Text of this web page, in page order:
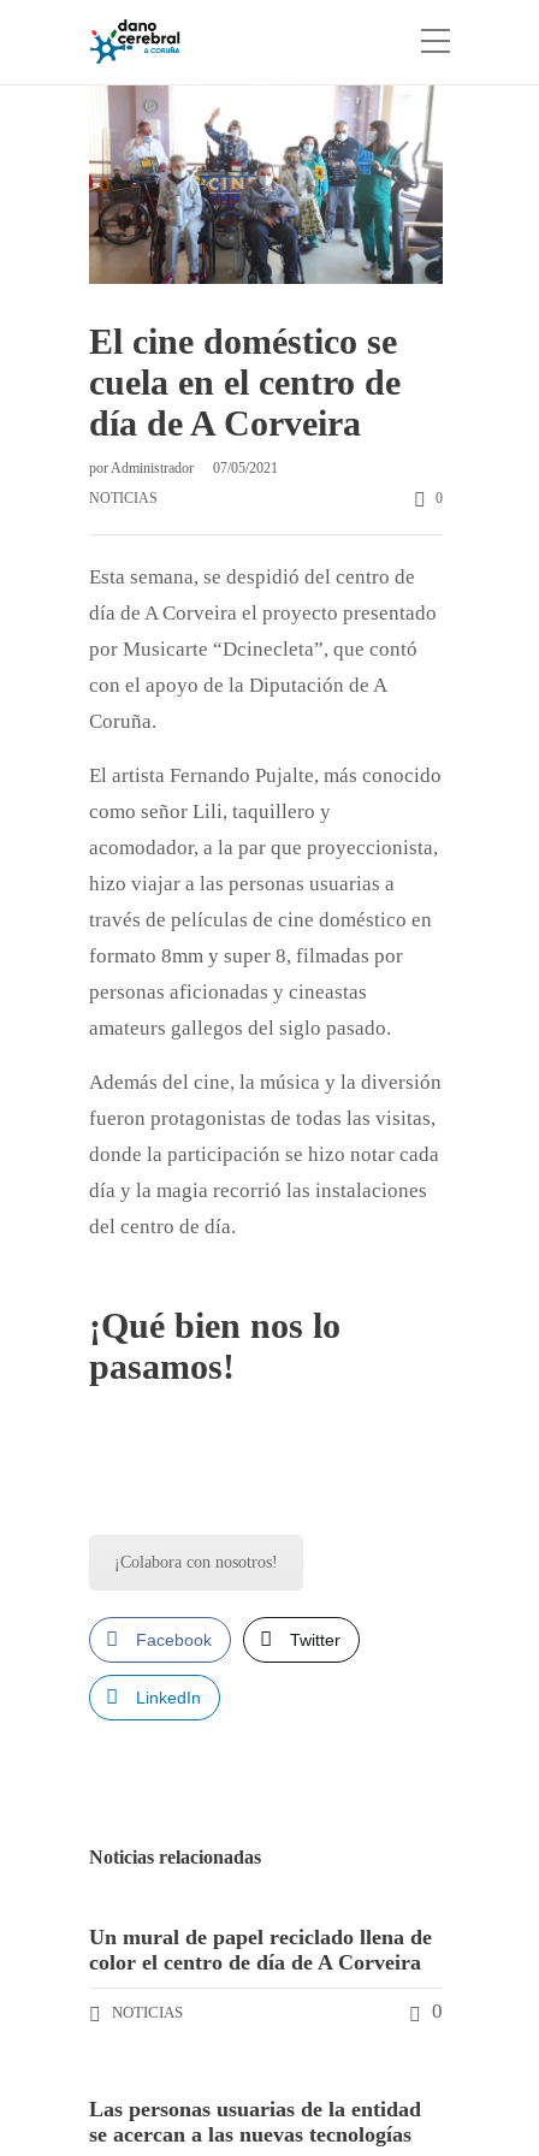
El cine doméstico se
cuela en el centro de
día de A Corveira
porAdministrador
07/05/2021
NOTICIAS
0
Esta semana, se despidió del centro de
día de A Corveira el proyecto presentado
por Musicarte “Dcinecleta”, que contó
con el apoyo de la Diputación de A
Coruña.
El artista Fernando Pujalte, más conocido
como señor Lili, taquillero y
acomodador, a la par que proyeccionista,
hizo viajar a las personas usuarias a
través de películas de cine doméstico en
formato 8mm y super 8, filmadas por
personas aficionadas y cineastas
amateurs gallegos del siglo pasado.
Además del cine, la música y la diversión
fueron protagonistas de todas las visitas,
donde la participación se hizo notar cada
día y la magia recorrió las instalaciones
del centro de día.
¡Qué bien nos lo
pasamos!
¡Colabora con nosotros!
Facebook Twitter
LinkedIn
Noticias relacionadas
Un mural de papel reciclado llena de
color el centro de día de A Corveira
NOTICIAS 0
Las personas usuarias de la entidad
se acercan a las nuevas tecnologías